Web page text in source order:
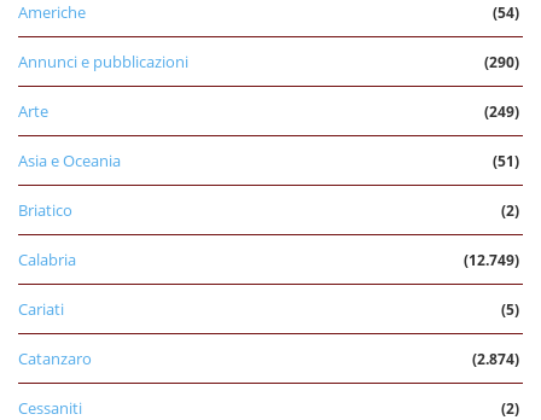
Americhe (54)
Annunci e pubblicazioni (290)
Arte (249)
Asia e Oceania (51)
Briatico (2)
Calabria (12.749)
Cariati (5)
Catanzaro (2.874)
Cessaniti (2)